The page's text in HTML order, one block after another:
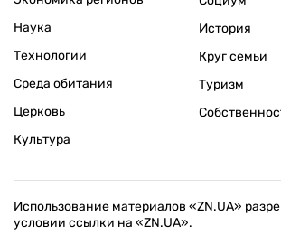
Наука
Технологии
Среда обитания
Церковь
Культура
История
Круг семьи
Туризм
Использование материалов «ZN.UA»
условии ссылки на «ZN.UA».